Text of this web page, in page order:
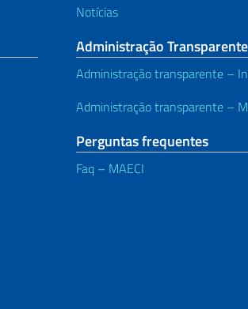
Notícias
Administração Transparente
Administração transparente –
Administração transparente –
Perguntas frequentes
Faq – MAECI